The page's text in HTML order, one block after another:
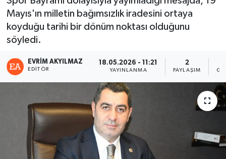
Mayıs'ın milletin bağımsızlık iradesini ortaya
koyduğu tarihi bir dönüm noktası olduğunu
söyledi.
EVRIM AKYILMAZ
EDITÖR
18.05.2026 - 11:21
YAYINLANMA
2
PAYLAŞIM